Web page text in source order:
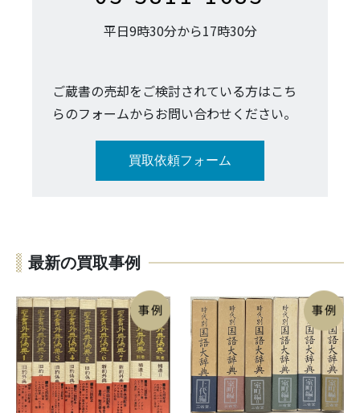
平日9時30分から17時30分
ご蔵書の売却をご検討されている方はこち
らのフォームからお問い合わせください。
買取依頼フォーム
最新の買取事例